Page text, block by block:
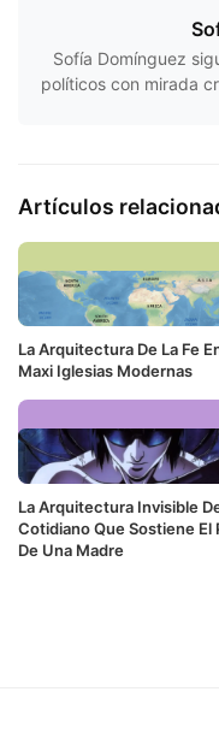
Sofía Domínguez
políticos con mirada
Artículos
La Arquitectura De La Fe
Maxi Iglesias Modernas
La Arquitectura Invisible
Cotidiano Que Sostiene El
De Una Madre